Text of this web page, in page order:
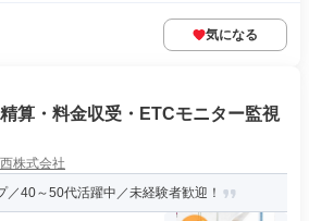
気になる
算・料金収受・ETCモニター監視
株式会社
／40～50代活躍中／未経験者歓迎！